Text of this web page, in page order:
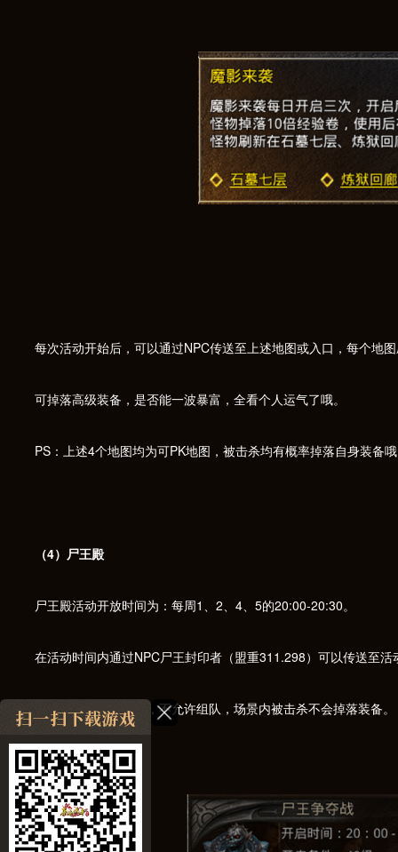
每次活动开始后，可以通过NPC传送至上述地图或入口，每个地
可掉落高级装备，是否能一波暴富，全看个人运气了哦。
PS：上述4个地图均为可PK地图，被击杀均有概率掉落自身装备
（4）尸王殿
尸王殿活动开放时间为：每周1、2、4、5的20:00-20:30。
在活动时间内通过NPC尸王封印者（盟重311.298）可以传送至活
活动时只能单人进场，不允许组队，场景内被击杀不会掉落装备。